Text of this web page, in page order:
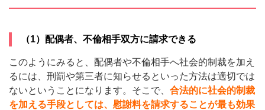
（1）配偶者、不倫相手双方に請求できる
このようにみると、配偶者や不倫相手へ社会的制裁を加え
るには、刑罰や第三者に知らせるといった方法は適切では
ないということになります。そこで、 合法的に社会的制裁
を加える手段としては、慰謝料を請求することが最も効果